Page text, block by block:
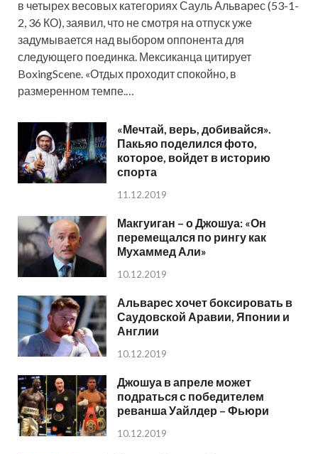
в четырех весовых категориях Сауль Альварес (53-1-
2, 36 КО), заявил, что не смотря на отпуск уже
задумывается над выбором оппонента для
следующего поединка. Мексиканца цитирует
BoxingScene. «Отдых проходит спокойно, в
размеренном темпе.…
«Мечтай, верь, добивайся».
Пакьяо поделился фото,
которое, войдет в историю
спорта
11.12.2019
Макгуиган – о Джошуа: «Он
перемещался по рингу как
Мухаммед Али»
10.12.2019
Альварес хочет боксировать в
Саудовской Аравии, Японии и
Англии
10.12.2019
Джошуа в апреле может
подраться с победителем
реванша Уайлдер – Фьюри
10.12.2019